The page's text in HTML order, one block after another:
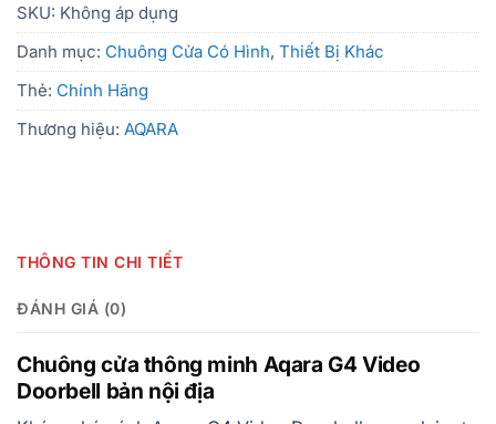
SKU: Không áp dụng
Danh mục: Chuông Cửa Có Hình, Thiết Bị Khác
Thẻ: Chính Hãng
Thương hiệu: AQARA
THÔNG TIN CHI TIẾT
ĐÁNH GIÁ (0)
Chuông cửa thông minh Aqara G4 Video
Doorbell bản nội địa